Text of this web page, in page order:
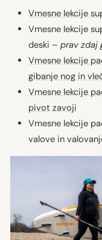
Vmesne lekcije
Vmesne lekcije
deski – prav zdaj
Vmesne lekcije
gibanje nog in
Vmesne lekcije
pivot zavoji
Vmesne lekcije
valove in